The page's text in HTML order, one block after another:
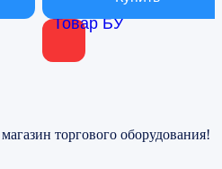
Товар БУ
торгового оборудования!